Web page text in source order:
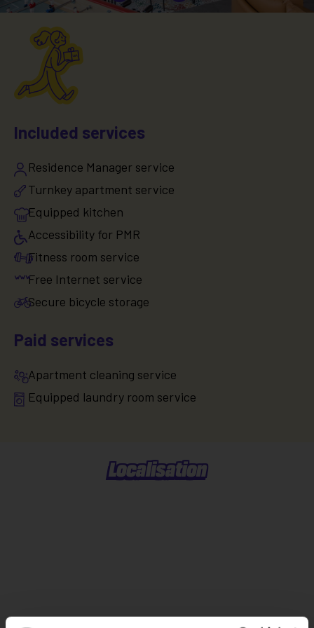
Included services
Residence Manager service
Turnkey apartment service
Equipped kitchen
Accessibility for PMR
Fitness room service
Free Internet service
Secure bicycle storage
Paid services
Apartment cleaning service
Equipped laundry room service
Localisation